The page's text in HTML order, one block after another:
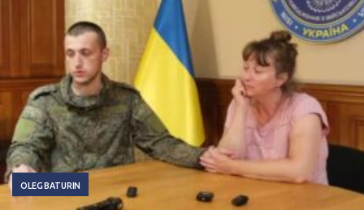
OLEG BATURIN